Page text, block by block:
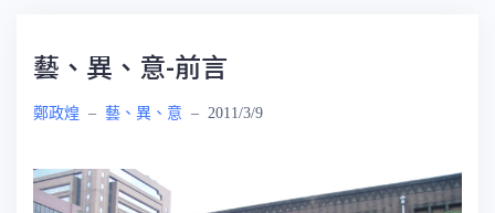
藝、異、意-前言
鄭政煌 – 藝、異、意 – 2011/3/9